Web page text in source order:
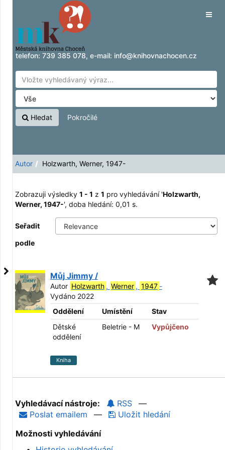
Zobrazuji výsledky1 - 1z
Přeskočit na obsah
telefon: 739 385 078, e-mail: info@knihovnachocen.cz
Hledat Pokročilé
Autor Holzwarth, Werner, 1947-
Zobrazuji výsledky 1 - 1 z 1 pro vyhledávání 'Holzwarth,
Werner, 1947-', doba hledání: 0,01 s.
Seřadit
podle
Můj Jimmy /
Autor Holzwarth , Werner , 1947 -
Vydáno 2022
Oddělení
Umístění
Stav
Dětské
oddělení
Beletrie - M Vypůjčeno
Kniha
Vyhledávací nástroje: RSS
—
Poslat emailem
—
Uložit hledání
Možnosti vyhledávání